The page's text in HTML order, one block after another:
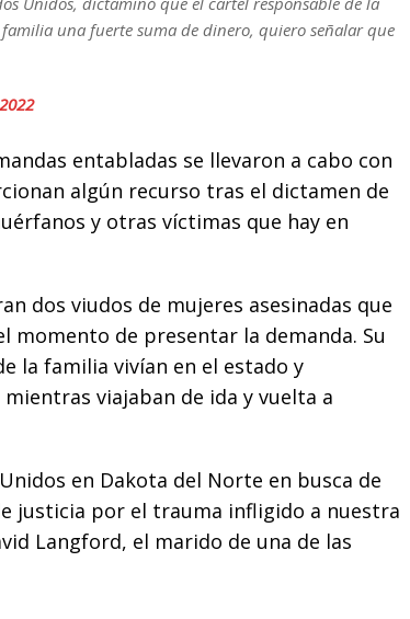
una fuerte suma de dinero, quiero señalar que
entabladas se llevaron a cabo con
algún recurso tras el dictamen de
y otras víctimas que hay en
dos viudos de mujeres asesinadas que
momento de presentar la demanda. Su
la familia vivían en el estado y
viajaban de ida y vuelta a
en Dakota del Norte en busca de
justicia por el trauma infligido a nuestra
Langford, el marido de una de las